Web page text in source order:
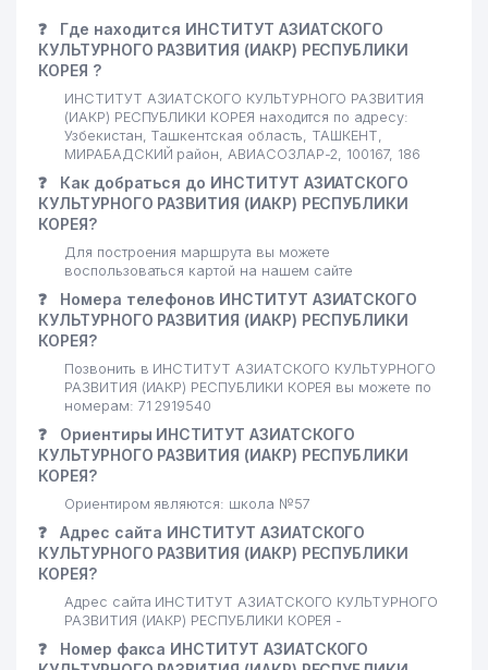
❓
Где находится ИНСТИТУТ АЗИАТСКОГО
КУЛЬТУРНОГО РАЗВИТИЯ (ИАКР) РЕСПУБЛИКИ
КОРЕЯ ?
ИНСТИТУТ АЗИАТСКОГО КУЛЬТУРНОГО РАЗВИТИЯ
(ИАКР) РЕСПУБЛИКИ КОРЕЯ находится по адресу:
Узбекистан, Ташкентская область, ТАШКЕНТ,
МИРАБАДСКИЙ район, АВИАСОЗЛАР-2, 100167, 186
❓
Как добраться до ИНСТИТУТ АЗИАТСКОГО
КУЛЬТУРНОГО РАЗВИТИЯ (ИАКР) РЕСПУБЛИКИ
КОРЕЯ?
Для построения маршрута вы можете
воспользоваться картой на нашем сайте
❓
Номера телефонов ИНСТИТУТ АЗИАТСКОГО
КУЛЬТУРНОГО РАЗВИТИЯ (ИАКР) РЕСПУБЛИКИ
КОРЕЯ?
Позвонить в ИНСТИТУТ АЗИАТСКОГО КУЛЬТУРНОГО
РАЗВИТИЯ (ИАКР) РЕСПУБЛИКИ КОРЕЯ вы можете по
номерам: 71 2919540
❓
Ориентиры ИНСТИТУТ АЗИАТСКОГО
КУЛЬТУРНОГО РАЗВИТИЯ (ИАКР) РЕСПУБЛИКИ
КОРЕЯ?
Ориентиром являются: школа №57
❓
Адрес сайта ИНСТИТУТ АЗИАТСКОГО
КУЛЬТУРНОГО РАЗВИТИЯ (ИАКР) РЕСПУБЛИКИ
КОРЕЯ?
Адрес сайта ИНСТИТУТ АЗИАТСКОГО КУЛЬТУРНОГО
РАЗВИТИЯ (ИАКР) РЕСПУБЛИКИ КОРЕЯ -
❓
Номер факса ИНСТИТУТ АЗИАТСКОГО